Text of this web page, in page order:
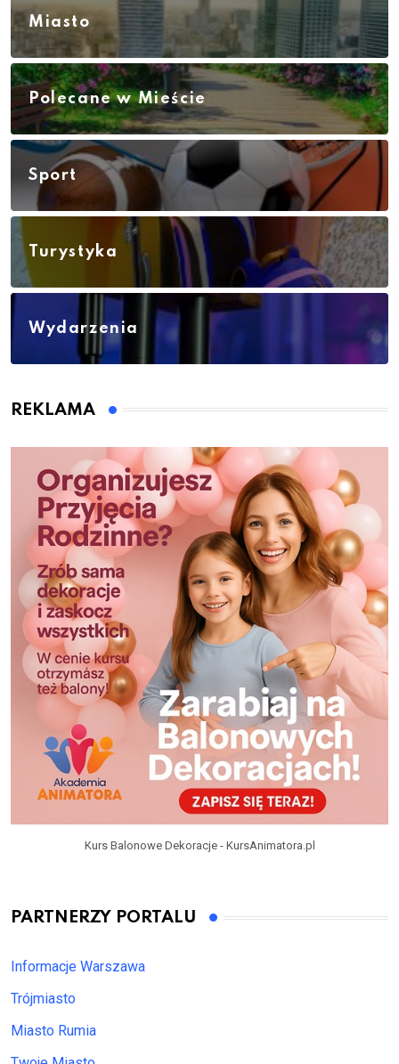
Miasto
Polecane w Mieście
Sport
Turystyka
Wydarzenia
REKLAMA
Kurs Balonowe Dekoracje - KursAnimatora.pl
PARTNERZY PORTALU
Informacje Warszawa
Trójmiasto
Miasto Rumia